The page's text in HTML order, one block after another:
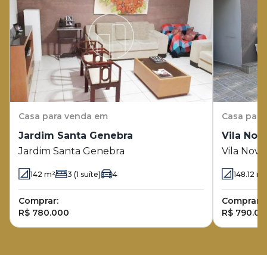
Casa para venda em
Jardim Santa Genebra
Jardim Santa Genebra
142 m² 3 (1 suíte) 4
Comprar:
R$ 780.000
Casa
Vila
Vila Nova
148.12
Comprar:
R$